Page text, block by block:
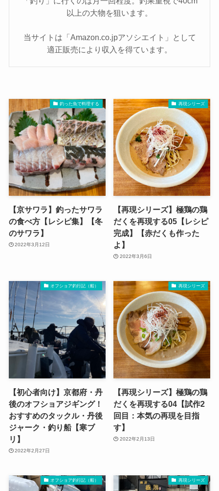
以上の大物を狙います。
当サイトは「Amazon.co.jpアソシエイト」として
適正販売により収入を得ています。
釣った魚で料理する
【京サワラ】釣ったサワラ
の食べ方【レシピ集】【冬
のサワラ】
2022年3月12日
再現シリーズ
【再現シリーズ】極鶏の鶏
だくを再現する05【レシピ
完成】【赤だくも作った
よ】
2022年3月6日
オフショア釣行記（船）
【初心者向け】京都府・丹
後のオフショアジギング！
おすすめのタックル・丹後
ジャーク・釣り船【寒ブ
リ】
2022年2月27日
再現シリーズ
【再現シリーズ】極鶏の鶏
だくを再現する04【試作2
回目：本気の再現を目指
す】
2022年2月13日
オフショア釣行記（船） 再現シリーズ